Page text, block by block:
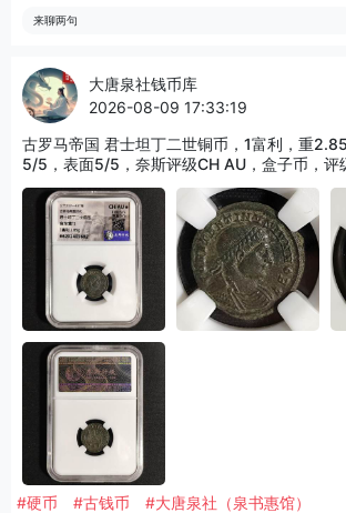
来聊两句
大唐泉社钱币库
2026-08-09 17:33:19
古罗马帝国 君士坦丁二世铜币，1富利，重
5/5，表面5/5，奈斯评级CH AU，盒子币，评
老，编号66202407682，适合古典打制币、
#硬币 #古钱币 #大唐泉社（泉书惠馆）